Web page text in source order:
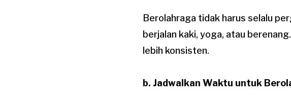
Berolahraga tidak harus selalu
berjalan kaki, yoga, atau
lebih konsisten.
b. Jadwalkan Waktu untuk